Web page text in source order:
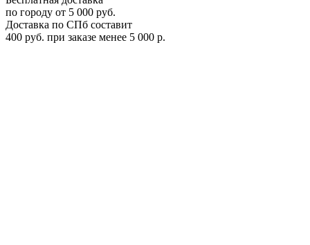
по городу от 5 000 руб.
Доставка по СПб составит
400 руб. при заказе менее 5 000 р.